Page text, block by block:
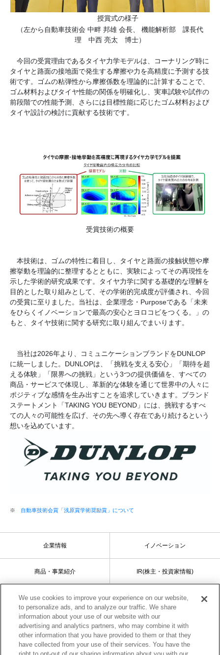
授賞式の様子
（左から自動車技術会 中畔 邦雄 会長、 機能解析部 課長代
理 中西 亮太 博士）
今回の受賞理由であるタイヤ力学モデルは、コーナリング時に
タイヤと路面の接地面で発生する摩擦や力を高精度に予測する技
術です。ゴムの粘弾性から摩擦係数を理論的に計算することで、
ゴム材料およびタイヤ性能の関係を明確化し、実車試験や試作の
前段階での性能予測、さらには目標性能に応じたゴム材料および
タイヤ設計の検討に貢献する技術です。
受賞技術の概要
本技術は、ゴムの特性に着目し、タイヤと路面の接触状態や摩
擦挙動を理論的に整理するとともに、実験によってその再現性を
示した学術的研究成果です。タイヤ力学に関する基礎的な理解を
目的とした取り組みとして、その学術的完成度が評価され、今回
の受賞に至りました。当社は、企業理念・Purposeである「未来
をひらくイノベーションで最高の安心とヨロコビをつくる。」の
もと、タイヤ技術に関する研究に取り組んでまいります。
当社は2026年より、コミュニケーションブランドをDUNLOP
に統一しました。DUNLOPは、「挑戦を支える安心」「期待を超
える体験」「限界への挑戦」という3つの提供価値を、すべての
商品・サービスで体現し、革新的な体験を通じて世界中の人々に
ポジティブな感情を生み出すことを追求していきます。ブランド
ステートメント「TAKING YOU BEYOND」には、挑戦するすべ
ての人々の可能性を広げ、その先へ導く存在であり続けるという
想いを込めています。
※ 自動車技術会賞「浅原賞学術奨励賞」について
企業情報 イノベーション
商品・事業紹介 IR(株主・投資家情報)
サステナビリティ 採用情報
サイトマップ ご利用条件
We use cookies to improve your experience on our website,
to personalize ads, and to analyze our traffic. We share
information about your use of our website with our
advertising and analytics partners, who may combine it with
other information that you have provided to them or that they
have collected from your use of their services. You have the